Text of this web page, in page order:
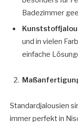
Badezimmer
und in vielen
einfache
Standardjalousien
immer perfekt in